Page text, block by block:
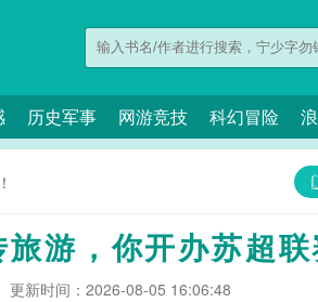
历史军事 网游竞技 科幻冒险
游，你开办苏超联
更新时间：2026-08-05 16:06:48